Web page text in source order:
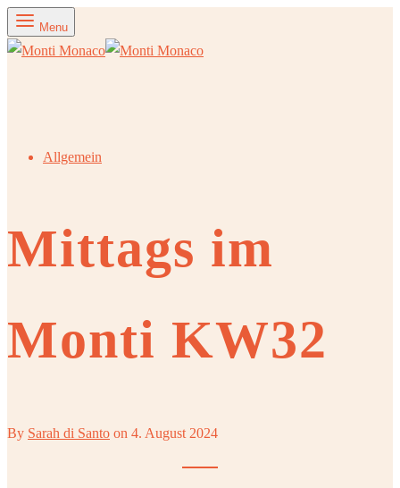
Menu
Allgemein
Mittags im
Monti KW32
By Sarah di Santo on 4. August 2024